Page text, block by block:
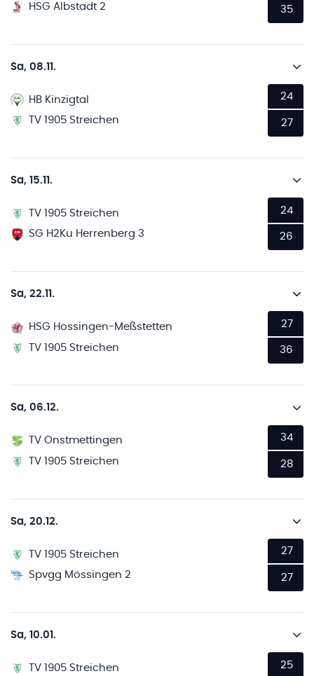
HSG Albstadt 2
35
Sa, 08.11.
HB Kinzigtal
TV 1905 Streichen
24
27
Sa, 15.11.
TV 1905 Streichen
SG H2Ku Herrenberg 3
24
26
Sa, 22.11.
HSG Hossingen-Meßstetten
TV 1905 Streichen
27
36
Sa, 06.12.
TV Onstmettingen
TV 1905 Streichen
34
28
Sa, 20.12.
TV 1905 Streichen
Spvgg Mössingen 2
27
27
Sa, 10.01.
TV 1905 Streichen 25